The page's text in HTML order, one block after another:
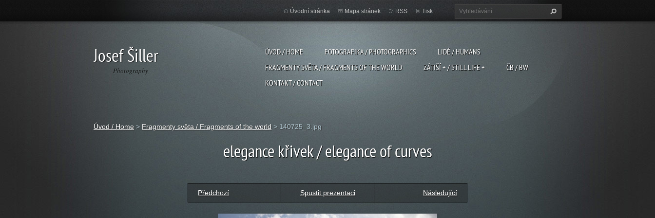
Josef Šiller
Photography
ÚVOD / HOME FOTOGRAFIKA / PHOTOGRAPHICS
LIDÉ / HUMANS
FRAGMENTY SVĚTA / FRAGMENTS OF THE WORLD
ZÁTIŠÍ + / STILL LIFE +
ČB / BW
KONTAKT / CONTACT
Úvodní stránka Mapa stránek RSS Tisk
Úvod / Home > Fragmenty světa / Fragments of the world > 140725_3.jpg
elegance křivek / elegance of curves
Předchozí Spustit prezentaci Následující